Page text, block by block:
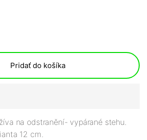
Pridať do košíka
na odstranění- vypárané stehu.
12 cm.